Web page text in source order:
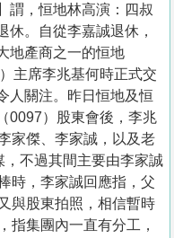
謂，恒地林高演：四叔
休。自從李嘉誠退休，
地產商之一的恒地
）主席李兆基何時正式交
人關注。昨日恒地及恒
0097）股東會後，李兆
家傑、李家誠，以及老
，不過其間主要由李家誠
時，李家誠回應指，父
與股東拍照，相信暫時
指集團內一直有分工，